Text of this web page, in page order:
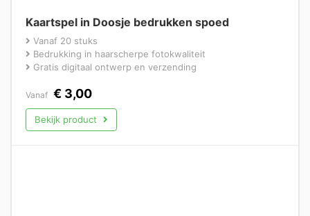
Kaartspel in Doosje bedrukken spoed
Vanaf 20 stuks
Bedrukking in haarscherpe fotokwaliteit
Gratis digitaal ontwerp en verzending
Vanaf € 3,00
Bekijk product